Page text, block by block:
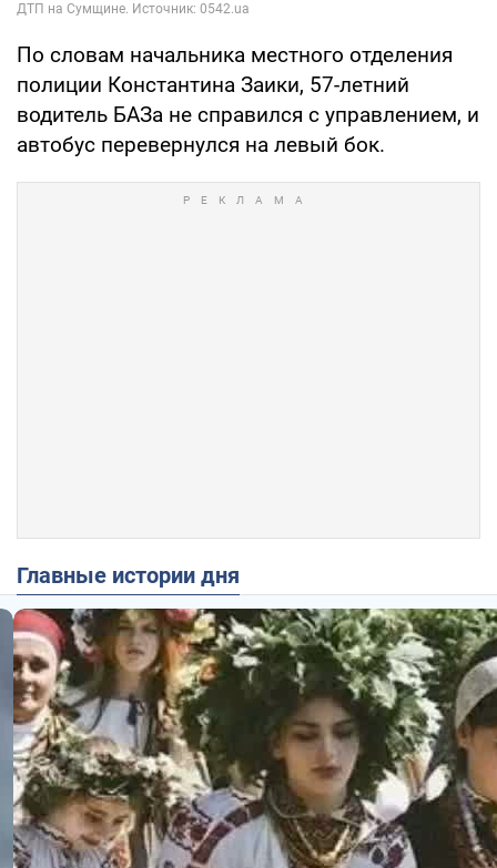
По словам начальника местного отделения
полиции Константина Заики, 57-летний
водитель БАЗа не справился с управлением, и
автобус перевернулся на левый бок.
Главные истории дня